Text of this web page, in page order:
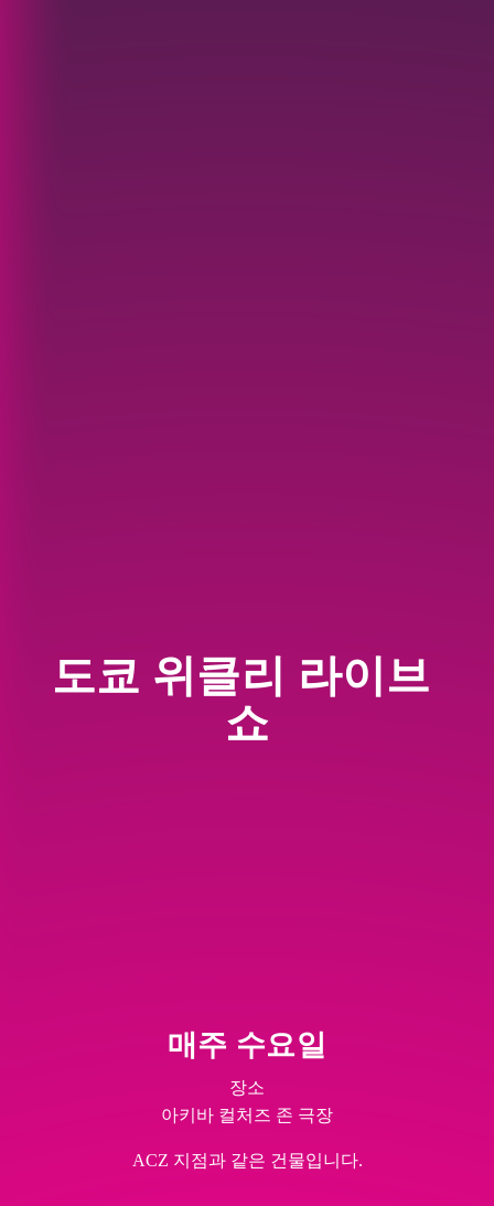
도쿄 위클리 라이브
쇼
매주 수요일
장소
아키바 컬처즈 존 극장
ACZ 지점과 같은 건물입니다.